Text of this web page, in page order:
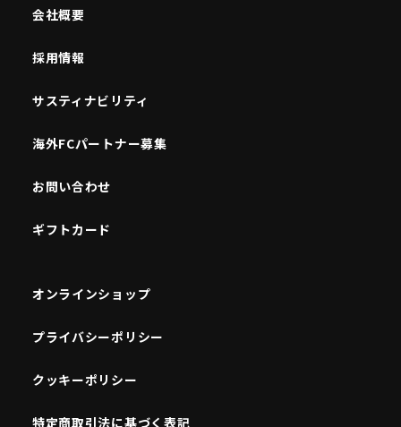
会社概要
採用情報
サスティナビリティ
海外FCパートナー募集
お問い合わせ
ギフトカード
オンラインショップ
プライバシーポリシー
クッキーポリシー
特定商取引法に基づく表記